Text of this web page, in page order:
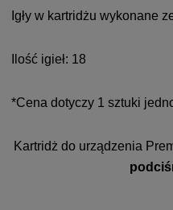
Igły w kartridżu wykonane
Ilość igieł: 18
*Cena dotyczy 1 sztuki
Kartridż do urządzenia